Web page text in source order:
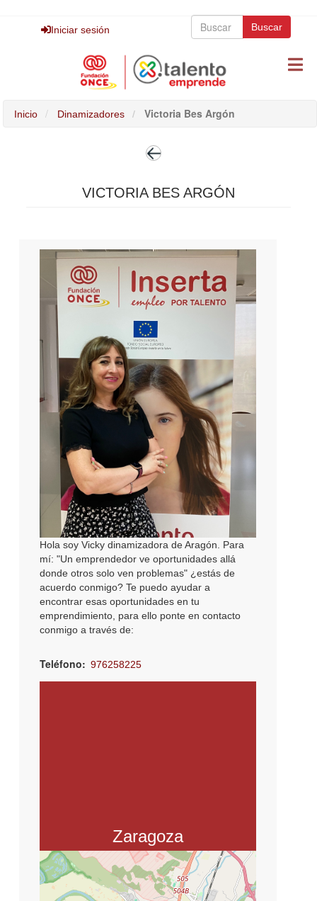
Buscar BuscarBuscar
Iniciar sesión
Inicio Dinamizadores Victoria Bes Argón
VICTORIA BES ARGÓN
Hola soy Vicky dinamizadora de Aragón. Para
mí: "Un emprendedor ve oportunidades allá
donde otros solo ven problemas" ¿estás de
acuerdo conmigo? Te puedo ayudar a
encontrar esas oportunidades en tu
emprendimiento, para ello ponte en contacto
conmigo a través de:
Teléfono 976258225
Zaragoza
+
−